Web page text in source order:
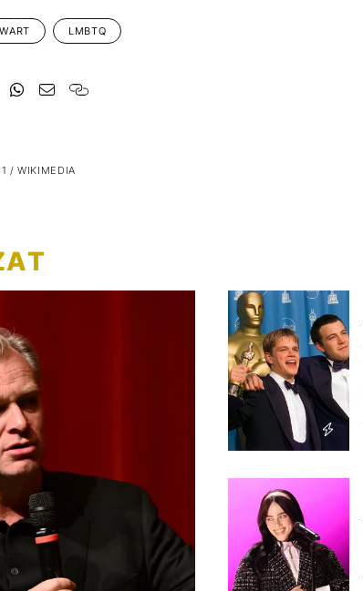
LMBTQ
/ WIKIMEDIA